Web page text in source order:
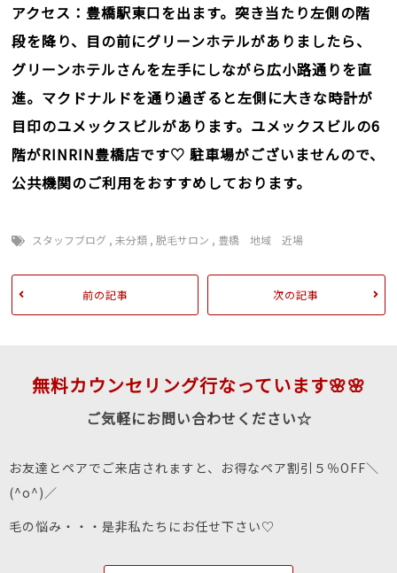
アクセス：豊橋駅東口を出ます。突き当たり左側の階
段を降り、目の前にグリーンホテルがありましたら、
グリーンホテルさんを左手にしながら広小路通りを直
進。マクドナルドを通り過ぎると左側に大きな時計が
目印のユメックスビルがあります。ユメックスビルの6
階がRINRIN豊橋店です♡ 駐車場がございませんので、
公共機関のご利用をおすすめしております。
スタッフブログ ,未分類 ,脱毛サロン , 豊橋 地域 近場
前の記事 次の記事
無料カウンセリング行なっています🌸🌸
ご気軽にお問い合わせください☆
お友達とペアでご来店されますと、お得なペア割引５％OFF＼
(^o^)／
毛の悩み・・・是非私たちにお任せ下さい♡